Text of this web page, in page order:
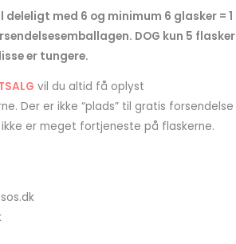
deleligt med 6 og minimum 6 glasker = 1
DOG kun 5 flasker
er tungere.
vil du altid få oplyst
Der er ikke “plads” til gratis forsendelse
er meget fortjeneste på flaskerne.